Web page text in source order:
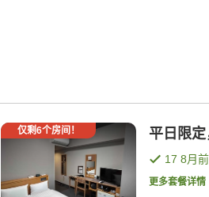
仅剩6个房间！ 平日限
17 8月
更多套餐详情